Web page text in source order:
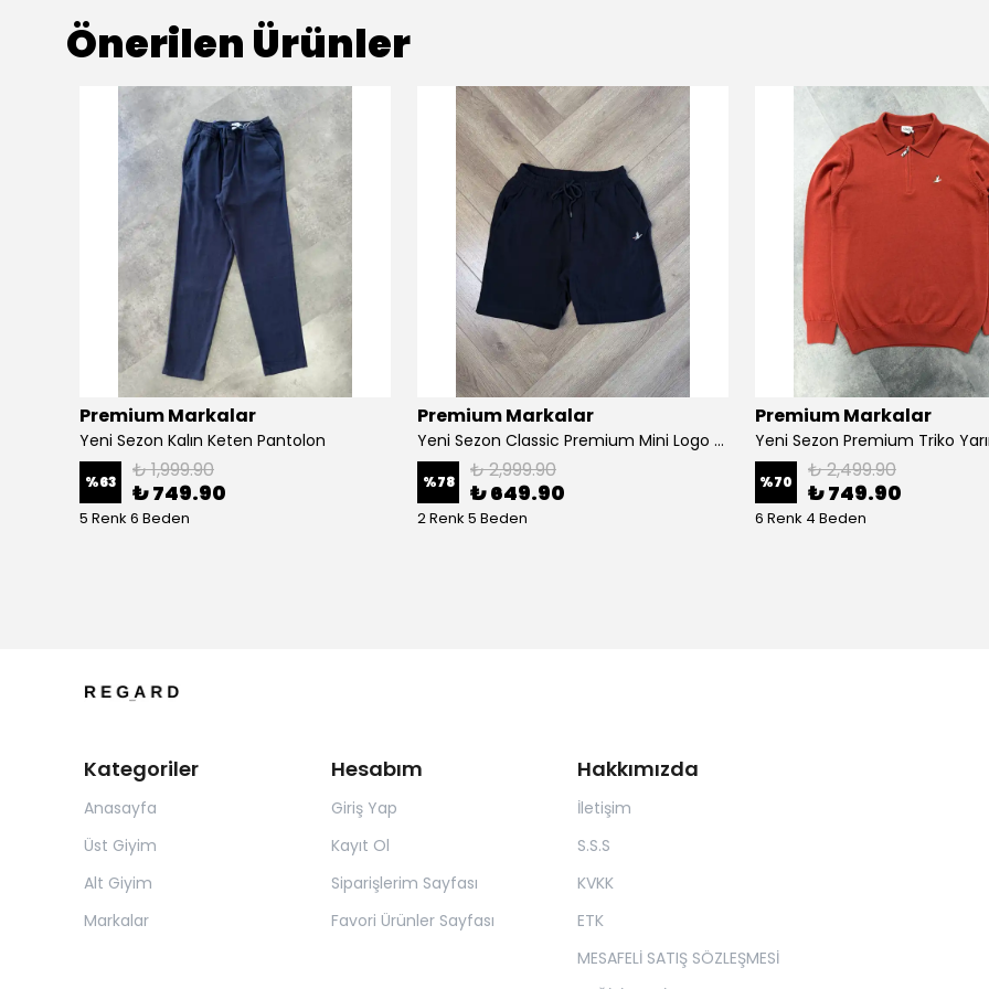
Önerilen Ürünler
Premium Markalar
Yeni Sezon Kalın Keten Pantolon
%63 ₺ 1,999.90
₺ 749.90
5 Renk 6 Beden
Premium Markalar
Yeni Sezon Classic Premium Mini Logo Regular Casual Müslin Şort
%78 ₺ 2,999.90
₺ 649.90
2 Renk 5 Beden
Premium Markalar
%70 ₺ 2,499.90
₺ 749.90
6 Renk 4 Beden
Kategoriler
Anasayfa
Üst Giyim
Alt Giyim
Markalar
Hesabım
Giriş Yap
Kayıt Ol
Siparişlerim Sayfası
Favori Ürünler Sayfası
Hakkımızda
İletişim
S.S.S
KVKK
ETK
MESAFELİ SATIŞ SÖZLEŞMESİ